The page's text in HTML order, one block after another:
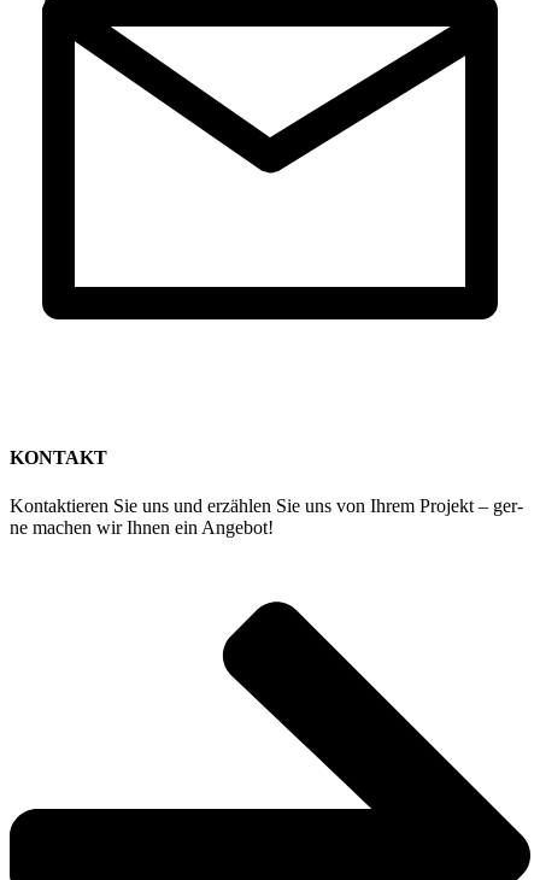
KON­TAKT
Kon­tak­tie­ren Sie uns und erzäh­len Sie uns von Ihrem Pro­jekt – ger­
ne machen wir Ihnen ein Ange­bot!